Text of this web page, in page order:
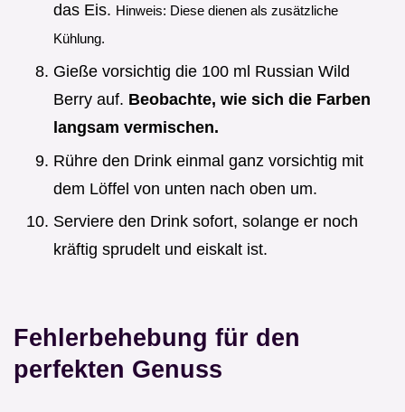
das Eis. Hinweis: Diese dienen als zusätzliche
Kühlung.
Gieße vorsichtig die 100 ml Russian Wild
Berry auf. Beobachte, wie sich die Farben
langsam vermischen.
Rühre den Drink einmal ganz vorsichtig mit
dem Löffel von unten nach oben um.
Serviere den Drink sofort, solange er noch
kräftig sprudelt und eiskalt ist.
Fehlerbehebung für den
perfekten Genuss